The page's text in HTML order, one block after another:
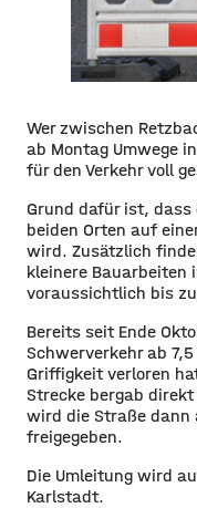
Wer zwischen
ab Montag Umwege
für den Verkehr voll
Grund dafür ist, dass
beiden Orten auf
wird. Zusätzlich
kleinere Bauarbeiten
voraussichtlich bis
Bereits seit Ende
Schwerverkehr ab
Griffigkeit verloren
Strecke bergab
wird die Straße dann
freigegeben.
Die Umleitung wird
Karlstadt.